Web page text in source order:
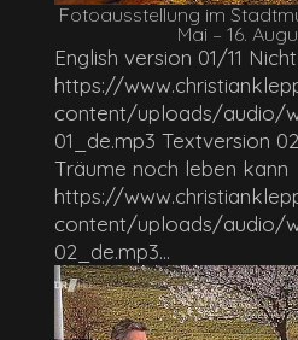
Fotoausstellung im
Mai – 16.
English version 01/11
https://
content/uploads/audio/
01_de.mp3 Textversion
Träume noch leben kann
https://
content/uploads/audio/
02_de.mp3...